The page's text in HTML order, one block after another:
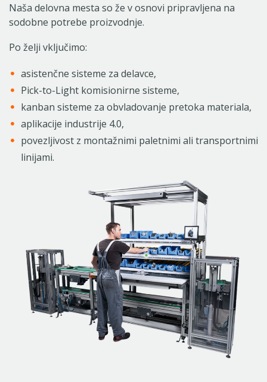
Naša delovna mesta so že v osnovi pripravljena na
sodobne potrebe proizvodnje.
Po želji vključimo:
asistenčne sisteme za delavce,
Pick-to-Light komisionirne sisteme,
kanban sisteme za obvladovanje pretoka materiala,
aplikacije industrije 4.0,
povezljivost z montažnimi paletnimi ali transportnimi
linijami.